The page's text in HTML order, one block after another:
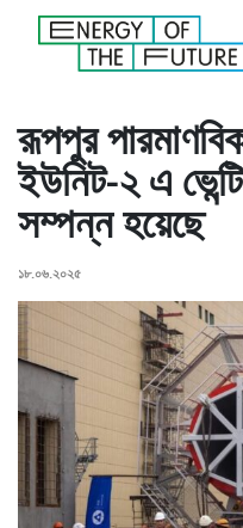
রূপপুর
ইউনিট-২ এ
সম্পন্ন হয়েছে
১৮.০৬.২০২৫